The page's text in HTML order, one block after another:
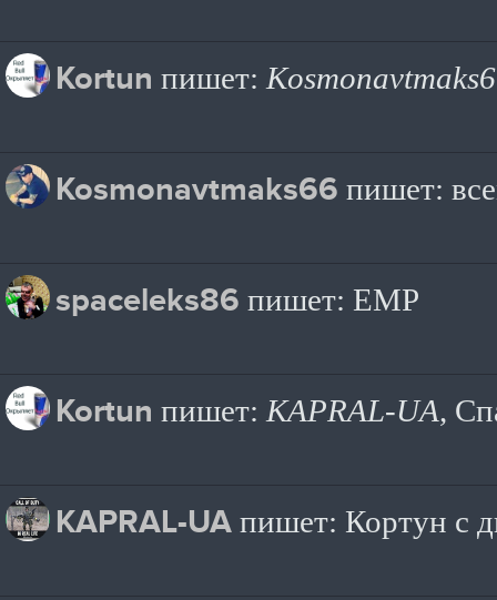
Kortun пишет:
Kosmonavtmaks66 пишет:
spaceleks86 пишет: EMP
Kortun пишет: KAPRAL-UA,
KAPRAL-UA пишет: Кортун с